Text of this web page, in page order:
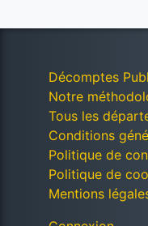
Décomptes
Notre
Tous les
Conditions
Politique de
Politique de
Mentions